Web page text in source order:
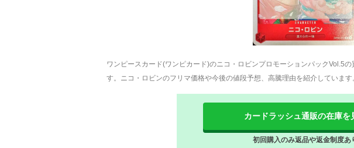
ワンピースカード(ワンピカード)のニコ・ロビンプロモーションパックVol.5
す。ニコ・ロビンのフリマ価格や今後の値段予想、高騰理由を紹介しています
カードラッシュ通販の在庫を
初回購入のみ返品や返金制度あ